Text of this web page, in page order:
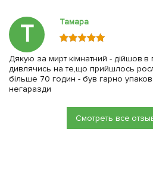
Т Тамара
Дякую за мирт кімнатний - дійшов в
дивлячись на те,що прийшлось
більше 70 годин - був гарно
негаразди
Смотреть все